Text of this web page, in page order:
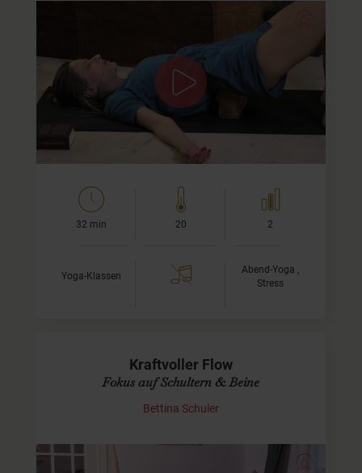
Zur Ruhe kommen am Abend
Ich möchte mit Dir gemeinsam den Tag ausklingen
lassen. Wir gehen von aktiv zu passiv in dieser Sequenz.
Dich erwarten einige Asanas, um den Rücken zu dehnen
und zu…
32 min 20 2
Yoga-Klassen
Abend-Yoga ,
Stress
Kraftvoller Flow
Fokus auf Schultern & Beine
Bettina Schuler